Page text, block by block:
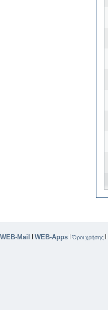
WEB-Mail | WEB-Apps |Όροι χρήσης |